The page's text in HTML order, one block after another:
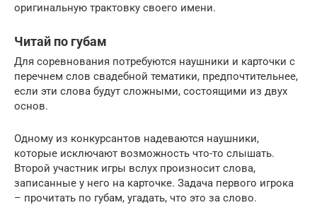
оригинальную трактовку своего имени.
Читай по губам
Для соревнования потребуются наушники и карточки с
перечнем слов свадебной тематики, предпочтительнее,
если эти слова будут сложными, состоящими из двух
основ.
Одному из конкурсантов надеваются наушники,
которые исключают возможность что-то слышать.
Второй участник игры вслух произносит слова,
записанные у него на карточке. Задача первого игрока
– прочитать по губам, угадать, что это за слово.